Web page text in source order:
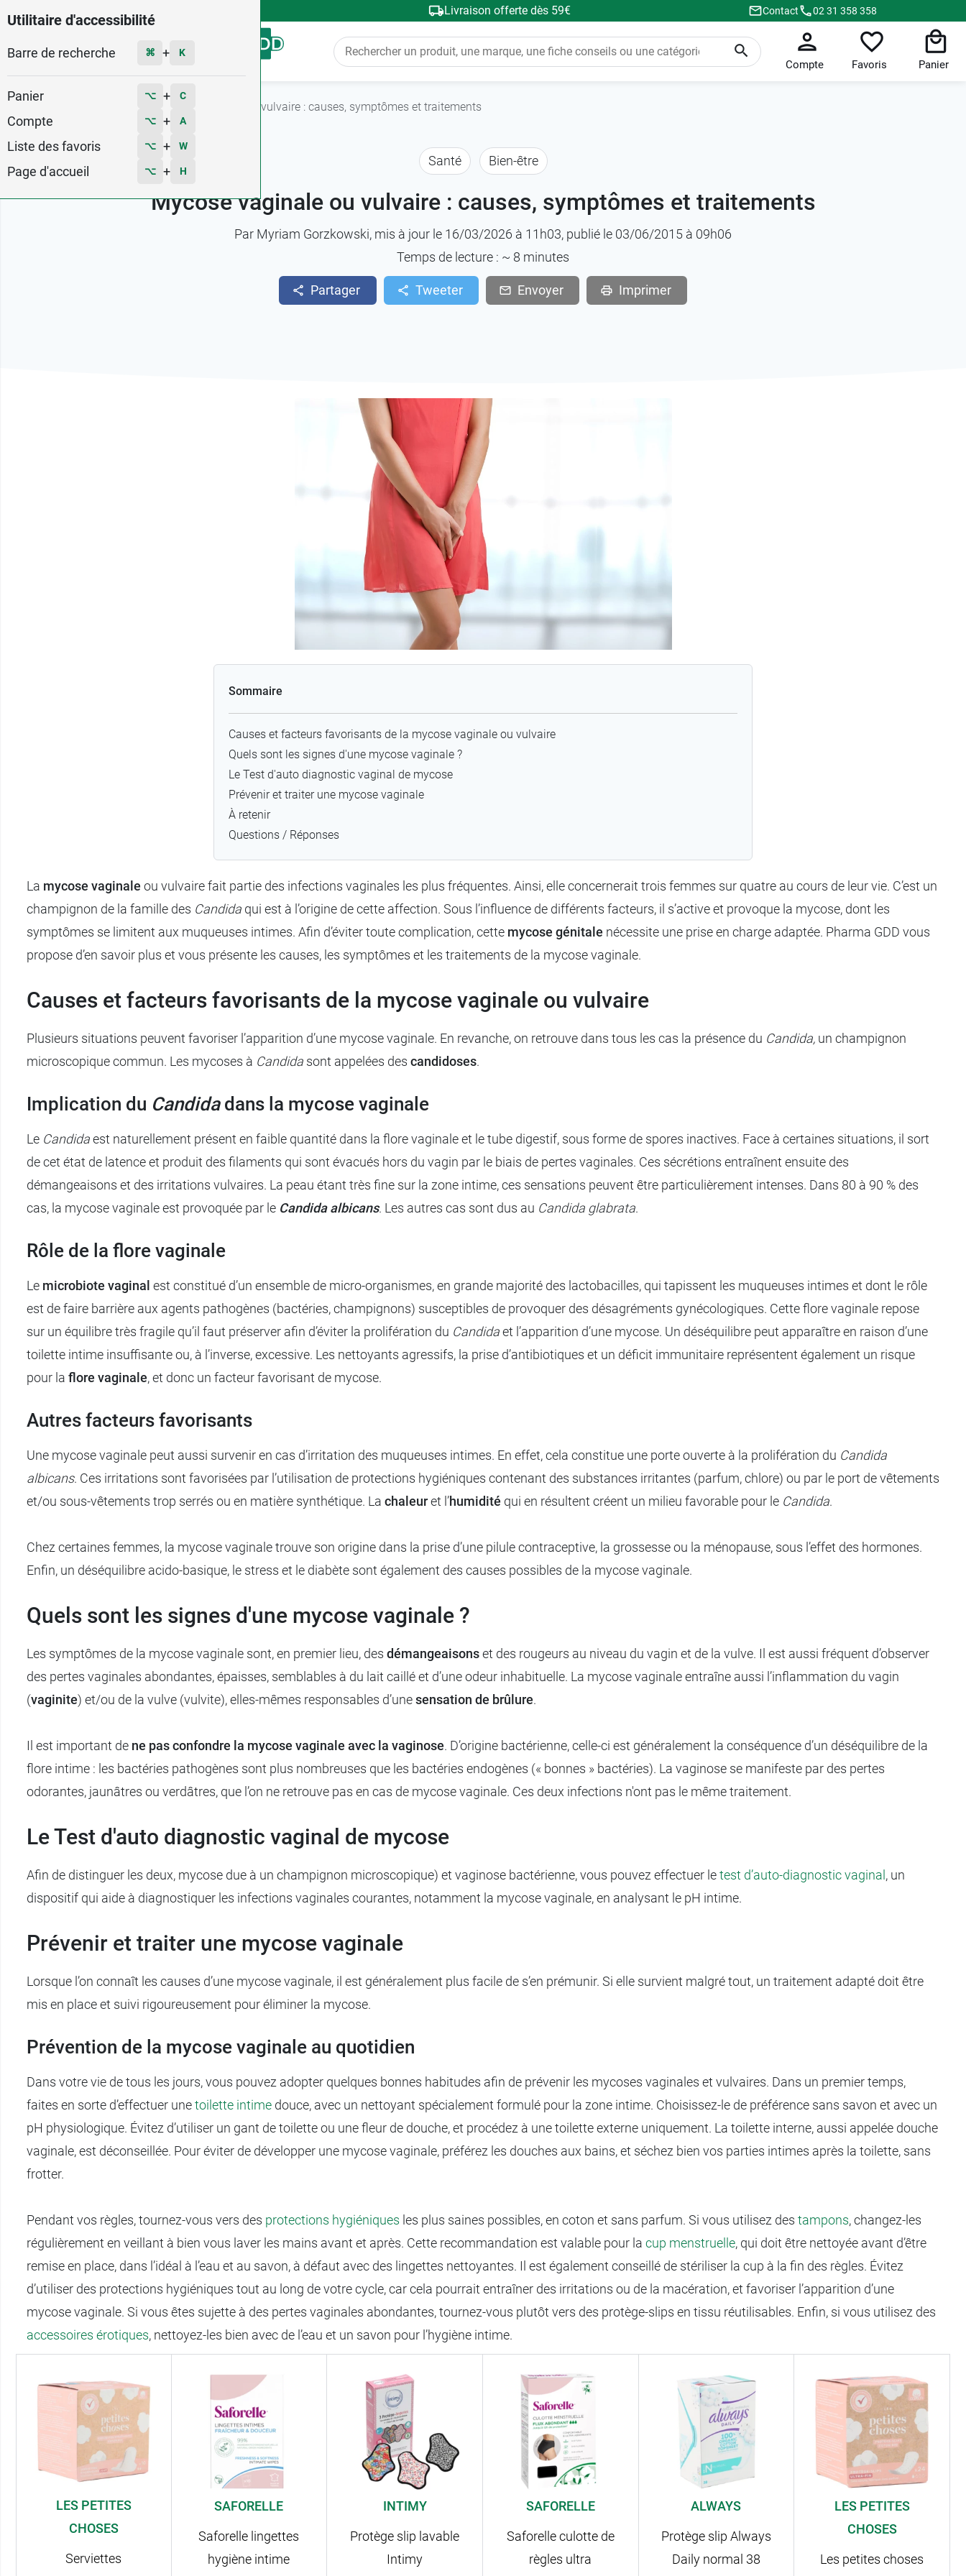
Utilitaire d'accessibilité
Barre de recherche ⌘ + K
Panier ⌥ + C
Compte ⌥ + A
Liste des favoris ⌥ + W
Page d'accueil ⌥ + H
Livraison offerte dès 59€ Contact 02 31 358 358
Menu
Compte Favoris Panier
Mycose vaginale ou vulvaire : causes, symptômes et traitements
Santé Bien-être
Mycose vaginale ou vulvaire : causes, symptômes et traitements
Par Myriam Gorzkowski, mis à jour le 16/03/2026 à 11h03, publié le 03/06/2015 à 09h06
Temps de lecture : ~ 8 minutes
Partager Tweeter Envoyer Imprimer
Sommaire
Causes et facteurs favorisants de la mycose vaginale ou vulvaire
Quels sont les signes d'une mycose vaginale ?
Le Test d'auto diagnostic vaginal de mycose
Prévenir et traiter une mycose vaginale
À retenir
Questions / Réponses
La mycose vaginale ou vulvaire fait partie des infections vaginales les plus fréquentes. Ainsi, elle concernerait trois femmes sur quatre au cours de leur vie. C’est un
champignon de la famille des Candida qui est à l’origine de cette affection. Sous l’influence de différents facteurs, il s’active et provoque la mycose, dont les
symptômes se limitent aux muqueuses intimes. Afin d’éviter toute complication, cette mycose génitale nécessite une prise en charge adaptée. Pharma GDD vous
propose d’en savoir plus et vous présente les causes, les symptômes et les traitements de la mycose vaginale.
Causes et facteurs favorisants de la mycose vaginale ou vulvaire
Plusieurs situations peuvent favoriser l’apparition d’une mycose vaginale. En revanche, on retrouve dans tous les cas la présence du Candida, un champignon
microscopique commun. Les mycoses à Candida sont appelées des candidoses.
Implication du Candidadans la mycose vaginale
Le Candidaest naturellement présent en faible quantité dans la flore vaginale et le tube digestif, sous forme de spores inactives. Face à certaines situations, il sort
de cet état de latence et produit des filaments qui sont évacués hors du vagin par le biais de pertes vaginales. Ces sécrétions entraînent ensuite des
démangeaisons et des irritations vulvaires. La peau étant très fine sur la zone intime, ces sensations peuvent être particulièrement intenses. Dans 80 à 90 % des
cas, la mycose vaginale est provoquée par le Candida albicans. Les autres cas sont dus au Candida glabrata.
Rôle de la flore vaginale
Le microbiote vaginal est constitué d’un ensemble de micro-organismes, en grande majorité des lactobacilles, qui tapissent les muqueuses intimes et dont le rôle
est de faire barrière aux agents pathogènes (bactéries, champignons) susceptibles de provoquer des désagréments gynécologiques. Cette flore vaginale repose
sur un équilibre très fragile qu’il faut préserver afin d’éviter la prolifération du Candidaet l’apparition d’une mycose. Un déséquilibre peut apparaître en raison d’une
toilette intime insuffisante ou, à l’inverse, excessive. Les nettoyants agressifs, la prise d’antibiotiques et un déficit immunitaire représentent également un risque
pour la flore vaginale, et donc un facteur favorisant de mycose.
Autres facteurs favorisants
Une mycose vaginale peut aussi survenir en cas d’irritation des muqueuses intimes. En effet, cela constitue une porte ouverte à la prolifération du Candida
albicans. Ces irritations sont favorisées par l’utilisation de protections hygiéniques contenant des substances irritantes (parfum, chlore) ou par le port de vêtements
et/ou sous-vêtements trop serrés ou en matière synthétique. La chaleuret l’humidité qui en résultent créent un milieu favorable pour le Candida.
Chez certaines femmes, la mycose vaginale trouve son origine dans la prise d’une pilule contraceptive, la grossesse ou la ménopause, sous l’effet des hormones.
Enfin, un déséquilibre acido-basique, le stress et le diabète sont également des causes possibles de la mycose vaginale.
Quels sont les signes d'une mycose vaginale ?
Les symptômes de la mycose vaginale sont, en premier lieu, des démangeaisonset des rougeurs au niveau du vagin et de la vulve. Il est aussi fréquent d’observer
des pertes vaginales abondantes, épaisses, semblables à du lait caillé et d’une odeur inhabituelle. La mycose vaginale entraîne aussi l’inflammation du vagin
(vaginite) et/ou de la vulve (vulvite), elles-mêmes responsables d’unesensation de brûlure.
Il est important de ne pas confondre la mycose vaginale avec la vaginose. D’origine bactérienne, celle-ci est généralement la conséquence d’un déséquilibre de la
flore intime : les bactéries pathogènes sont plus nombreuses que les bactéries endogènes (« bonnes » bactéries). La vaginose se manifeste par des pertes
odorantes, jaunâtres ou verdâtres, que l’on ne retrouve pas en cas de mycose vaginale. Ces deux infections n'ont pas le même traitement.
Le Test d'auto diagnostic vaginal de mycose
Afin de distinguer les deux, mycose due à un champignon microscopique) et vaginose bactérienne, vous pouvez effectuer letest d’auto-diagnostic vaginal, un
dispositif qui aide à diagnostiquer les infections vaginales courantes, notamment la mycose vaginale, en analysant le pH intime.
Prévenir et traiter une mycose vaginale
Lorsque l’on connaît les causes d’une mycose vaginale, il est généralement plus facile de s’en prémunir. Si elle survient malgré tout, un traitement adapté doit être
mis en place et suivi rigoureusement pour éliminer la mycose.
Prévention de la mycose vaginale au quotidien
Dans votre vie de tous les jours, vous pouvez adopter quelques bonnes habitudes afin de prévenir les mycoses vaginales et vulvaires. Dans un premier temps,
faites en sorte d’effectuer unetoilette intime douce, avec un nettoyant spécialement formulé pour la zone intime. Choisissez-le de préférence sans savon et avec un
pH physiologique. Évitez d’utiliser un gant de toilette ou une fleur de douche, et procédez à une toilette externe uniquement. La toilette interne, aussi appelée douche
vaginale, est déconseillée. Pour éviter de développer une mycose vaginale, préférez les douches aux bains, et séchez bien vos parties intimes après la toilette, sans
frotter.
Pendant vos règles, tournez-vous vers des protections hygiéniques les plus saines possibles, en coton et sans parfum. Si vous utilisez des tampons, changez-les
régulièrement en veillant à bien vous laver les mains avant et après. Cette recommandation est valable pour la cup menstruelle, qui doit être nettoyée avant d’être
remise en place, dans l’idéal à l’eau et au savon, à défaut avec des lingettes nettoyantes. Il est également conseillé de stériliser la cup à la fin des règles. Évitez
d’utiliser des protections hygiéniques tout au long de votre cycle, car cela pourrait entraîner des irritations ou de la macération, et favoriser l’apparition d’une
mycose vaginale. Si vous êtes sujette à des pertes vaginales abondantes, tournez-vous plutôt vers des protège-slips en tissu réutilisables. Enfin, si vous utilisez des
accessoires érotiques, nettoyez-les bien avec de l’eau et un savon pour l’hygiène intime.
LES PETITES
CHOSES
Serviettes
SAFORELLE
Saforelle lingettes
hygiène intime
INTIMY
Protège slip lavable
Intimy
SAFORELLE
Saforelle culotte de
règles ultra
ALWAYS
Protège slip Always
Daily normal 38
LES PETITES
CHOSES
Les petites choses